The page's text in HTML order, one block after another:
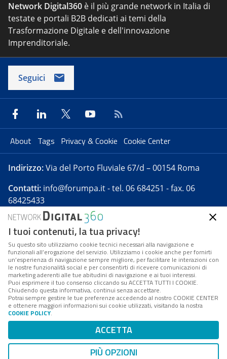
Network Digital360 è il più grande network in Italia di
testate e portali B2B dedicati ai temi della
Trasformazione Digitale e dell'innovazione
Imprenditoriale.
Seguici
About Tags Privacy & Cookie Cookie Center
Indirizzo:Via del Porto Fluviale 67/d – 00154 Roma
Contatti: info@forumpa.it- tel. 06 684251 - fax. 06
68425433
Forumpa.itè una pubblicazione telematica iscritta
presso Registro della stampa del Tribunale di Roma -
Reg. n. 182 del 2 maggio 2008 - Direttore resp. Michela
Stentella
FPA s.r.l. è società soggetta a Direzione e
Coordinamento da parte di Digital360 S.p.A. - FPA s.r.l.
è un'azienda certificata per il sistema di management
Codice Fiscale/Partita IVA n. 10693191008 - R.E.A. Roma
n. 1249791. ISP AWS
Mappa del sito
I tuoi contenuti, la tua privacy!
Su questo sito utilizziamo cookie tecnici necessari alla navigazione e
funzionali all’erogazione del servizio. Utilizziamo i cookie anche per fornirti
un’esperienza di navigazione sempre migliore, per facilitare le interazioni con
le nostre funzionalità social e per consentirti di ricevere comunicazioni di
marketing aderenti alle tue abitudini di navigazione e ai tuoi interessi.
Puoi esprimere il tuo consenso cliccando su ACCETTA TUTTI I COOKIE.
Chiudendo questa informativa, continui senza accettare.
Potrai sempre gestire le tue preferenze accedendo al nostro COOKIE CENTER
e ottenere maggiori informazioni sui cookie utilizzati, visitando la nostra
COOKIE POLICY.
ACCETTA
PIÙ OPZIONI